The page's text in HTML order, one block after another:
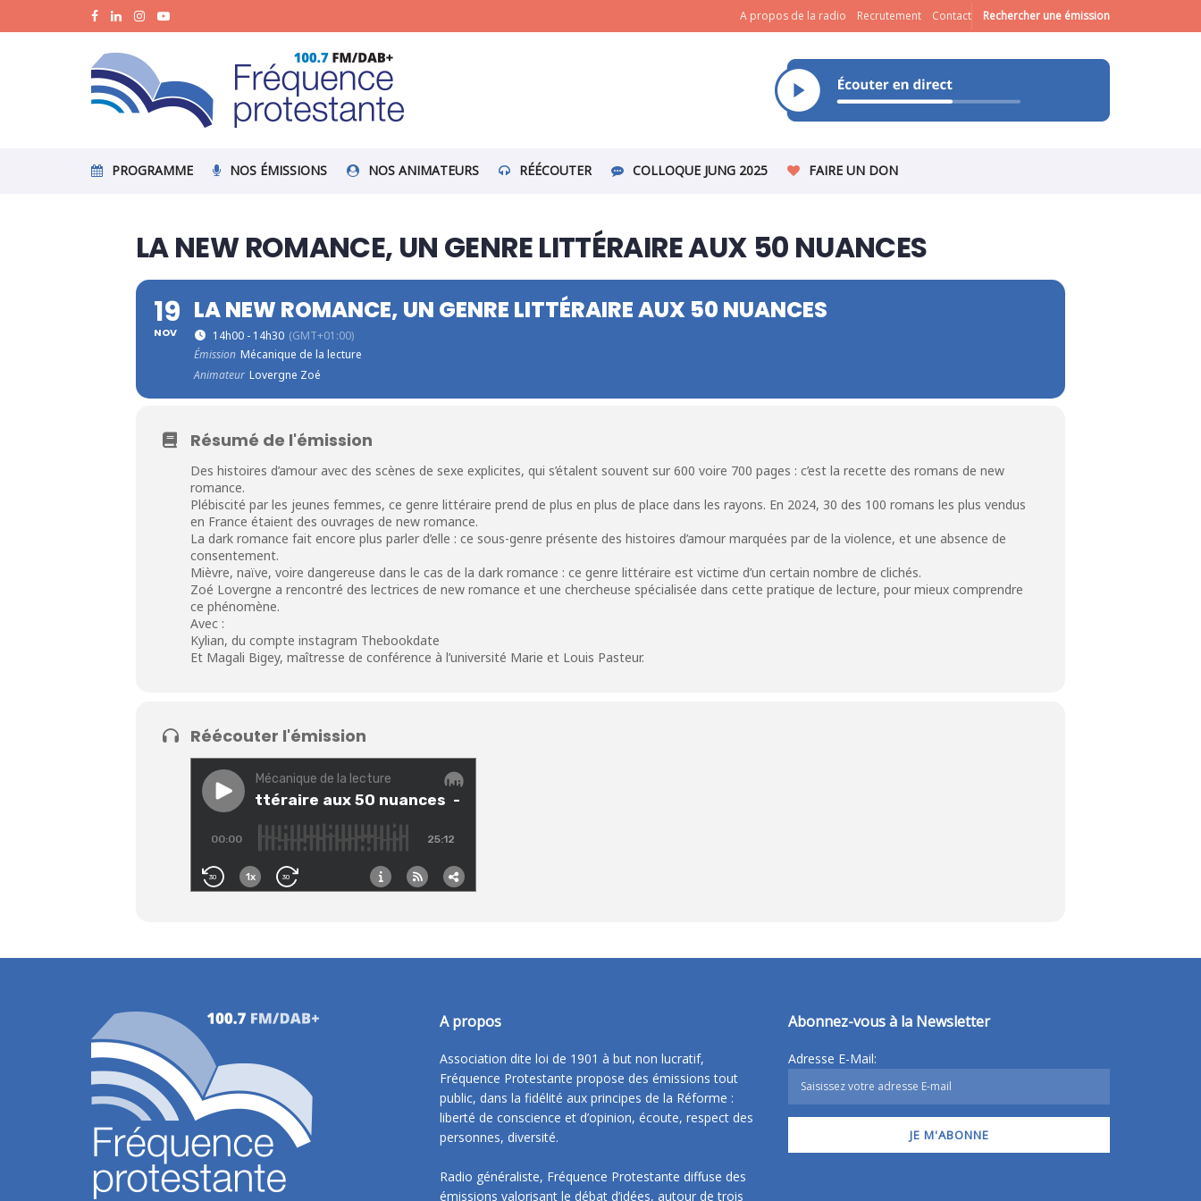
A propos de la radio Recrutement Contact Rechercher une émission
PROGRAMME NOS ÉMISSIONS NOS ANIMATEURS RÉÉCOUTER COLLOQUE JUNG 2025 FAIRE UN DON
LA NEW ROMANCE, UN GENRE LITTÉRAIRE AUX 50 NUANCES
19
NOV
LA NEW ROMANCE, UN GENRE LITTÉRAIRE AUX 50 NUANCES
14h00 - 14h30 (GMT+01:00)
Émission Mécanique de la lecture
Animateur Lovergne Zoé
Résumé de l'émission
Des histoires d’amour avec des scènes de sexe explicites, qui s’étalent souvent sur 600 voire 700 pages : c’est la recette des romans de new
romance.
Plébiscité par les jeunes femmes, ce genre littéraire prend de plus en plus de place dans les rayons. En 2024, 30 des 100 romans les plus vendus
en France étaient des ouvrages de new romance.
La dark romance fait encore plus parler d’elle : ce sous-genre présente des histoires d’amour marquées par de la violence, et une absence de
consentement.
Mièvre, naïve, voire dangereuse dans le cas de la dark romance : ce genre littéraire est victime d’un certain nombre de clichés.
Zoé Lovergne a rencontré des lectrices de new romance et une chercheuse spécialisée dans cette pratique de lecture, pour mieux comprendre
ce phénomène.
Avec :
Kylian, du compte instagram Thebookdate
Et Magali Bigey, maîtresse de conférence à l’université Marie et Louis Pasteur.
Réécouter l'émission
A propos
Association dite loi de 1901 à but non lucratif,
Fréquence Protestante propose des émissions tout
public, dans la fidélité aux principes de la Réforme :
liberté de conscience et d’opinion, écoute, respect des
personnes, diversité.
Radio généraliste, Fréquence Protestante diffuse des
émissions valorisant le débat d’idées, autour de trois
Abonnez-vous à la Newsletter
Adresse E-Mail: